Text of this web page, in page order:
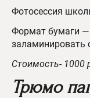
Фотосессия
Формат бумаги
заламинировать
Стоимость- 1000
Трюмо